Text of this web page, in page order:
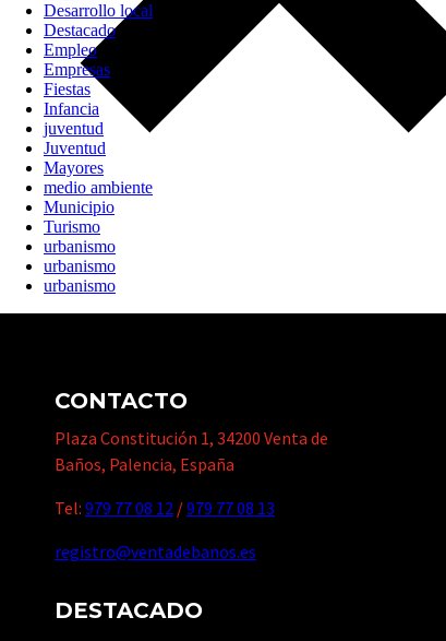
Desarrollo local
Destacado
Empleo
Empresas
Fiestas
Infancia
juventud
Juventud
Mayores
medio ambiente
Municipio
Turismo
urbanismo
urbanismo
urbanismo
CONTACTO
Plaza Constitución 1, 34200 Venta de
Baños, Palencia, España
Tel: 979 77 08 12 /979 77 08 13
registro@ventadebanos.es
DESTACADO